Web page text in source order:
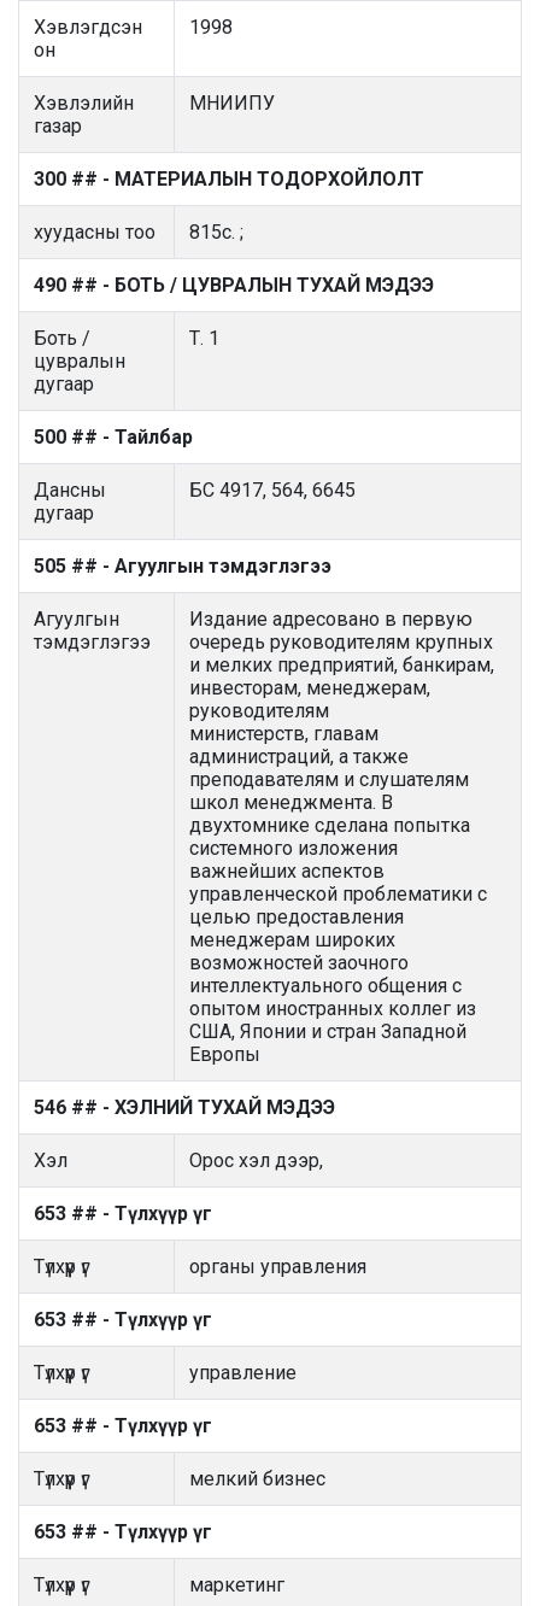
Хэвлэгдсэн
он
1998
Хэвлэлийн
газар
МНИИПУ
300 ## - МАТЕРИАЛЫН ТОДОРХОЙЛОЛТ
хуудасны тоо 815с. ;
490 ## - БОТЬ / ЦУВРАЛЫН ТУХАЙ МЭДЭЭ
Боть /
цувралын
дугаар
Т. 1
500 ## - Тайлбар
Дансны
дугаар
БС 4917, 564, 6645
505 ## - Агуулгын тэмдэглэгээ
Агуулгын
тэмдэглэгээ
Издание адресовано в первую
очередь руководителям крупных
и мелких предприятий, банкирам,
инвесторам, менеджерам,
руководителям
министерств, главам
администраций, а также
преподавателям и слушателям
школ менеджмента. В
двухтомнике сделана попытка
системного изложения
важнейших аспектов
управленческой проблематики с
целью предоставления
менеджерам широких
возможностей заочного
интеллектуального общения с
опытом иностранных коллег из
США, Японии и стран Западной
Европы
546 ## - ХЭЛНИЙ ТУХАЙ МЭДЭЭ
Хэл Орос хэл дээр,
653 ## - Түлхүүр үг
Түлхүүр үг органы управления
653 ## - Түлхүүр үг
Түлхүүр үг управление
653 ## - Түлхүүр үг
Түлхүүр үг мелкий бизнес
653 ## - Түлхүүр үг
Түлхүүр үг маркетинг